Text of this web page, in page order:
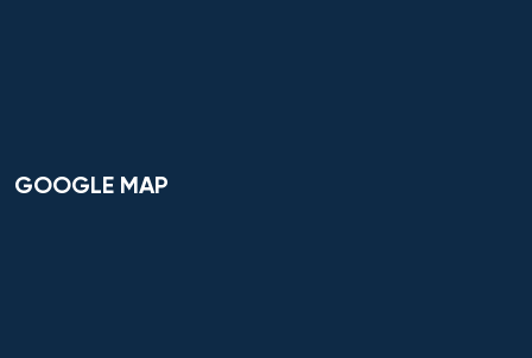
GOOGLE MAP